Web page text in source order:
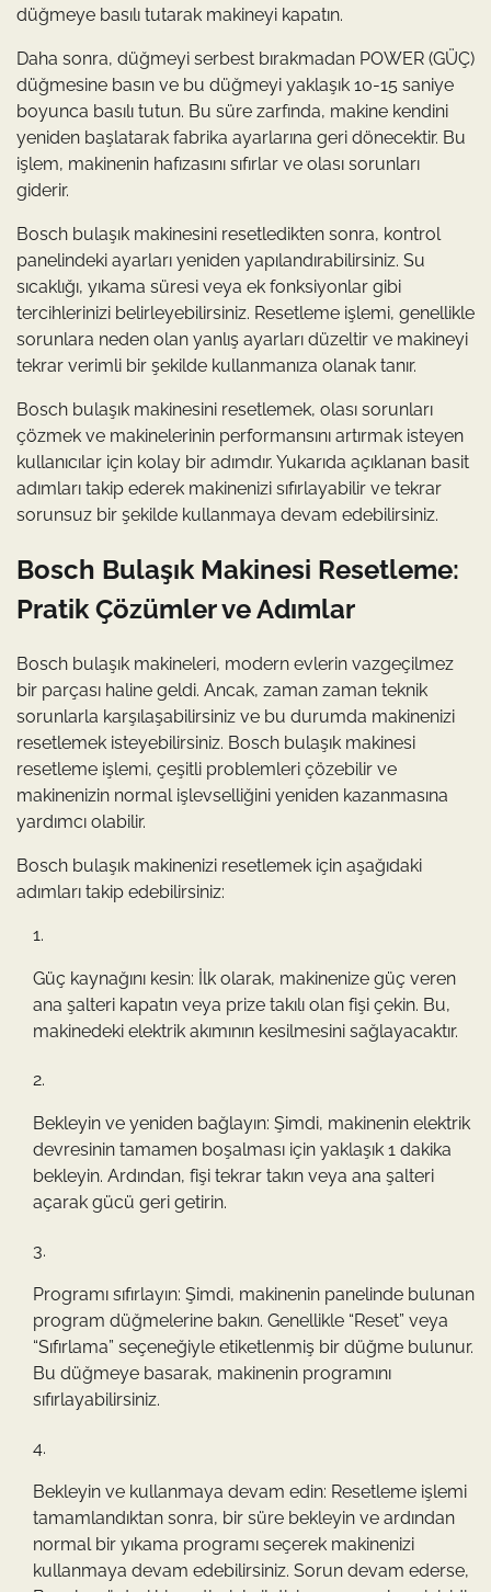
düğmeye basılı tutarak makineyi kapatın.
Daha sonra, düğmeyi serbest bırakmadan POWER (GÜÇ)
düğmesine basın ve bu düğmeyi yaklaşık 10-15 saniye
boyunca basılı tutun. Bu süre zarfında, makine kendini
yeniden başlatarak fabrika ayarlarına geri dönecektir. Bu
işlem, makinenin hafızasını sıfırlar ve olası sorunları
giderir.
Bosch bulaşık makinesini resetledikten sonra, kontrol
panelindeki ayarları yeniden yapılandırabilirsiniz. Su
sıcaklığı, yıkama süresi veya ek fonksiyonlar gibi
tercihlerinizi belirleyebilirsiniz. Resetleme işlemi, genellikle
sorunlara neden olan yanlış ayarları düzeltir ve makineyi
tekrar verimli bir şekilde kullanmanıza olanak tanır.
Bosch bulaşık makinesini resetlemek, olası sorunları
çözmek ve makinelerinin performansını artırmak isteyen
kullanıcılar için kolay bir adımdır. Yukarıda açıklanan basit
adımları takip ederek makinenizi sıfırlayabilir ve tekrar
sorunsuz bir şekilde kullanmaya devam edebilirsiniz.
Bosch Bulaşık Makinesi Resetleme:
Pratik Çözümler ve Adımlar
Bosch bulaşık makineleri, modern evlerin vazgeçilmez
bir parçası haline geldi. Ancak, zaman zaman teknik
sorunlarla karşılaşabilirsiniz ve bu durumda makinenizi
resetlemek isteyebilirsiniz. Bosch bulaşık makinesi
resetleme işlemi, çeşitli problemleri çözebilir ve
makinenizin normal işlevselliğini yeniden kazanmasına
yardımcı olabilir.
Bosch bulaşık makinenizi resetlemek için aşağıdaki
adımları takip edebilirsiniz:
Güç kaynağını kesin: İlk olarak, makinenize güç veren
ana şalteri kapatın veya prize takılı olan fişi çekin. Bu,
makinedeki elektrik akımının kesilmesini sağlayacaktır.
Bekleyin ve yeniden bağlayın: Şimdi, makinenin elektrik
devresinin tamamen boşalması için yaklaşık 1 dakika
bekleyin. Ardından, fişi tekrar takın veya ana şalteri
açarak gücü geri getirin.
Programı sıfırlayın: Şimdi, makinenin panelinde bulunan
program düğmelerine bakın. Genellikle “Reset” veya
“Sıfırlama” seçeneğiyle etiketlenmiş bir düğme bulunur.
Bu düğmeye basarak, makinenin programını
sıfırlayabilirsiniz.
Bekleyin ve kullanmaya devam edin: Resetleme işlemi
tamamlandıktan sonra, bir süre bekleyin ve ardından
normal bir yıkama programı seçerek makinenizi
kullanmaya devam edebilirsiniz. Sorun devam ederse,